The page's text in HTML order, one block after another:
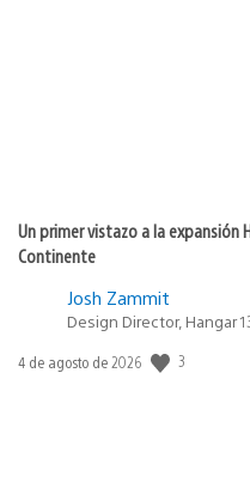
Un primer vistazo a la expansión
Continente
Josh Zammit
Design Director, Hangar
Fecha
4 de agosto de 2026 3